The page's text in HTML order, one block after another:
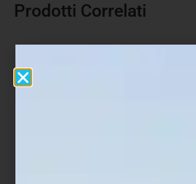
Prodotti Correlati